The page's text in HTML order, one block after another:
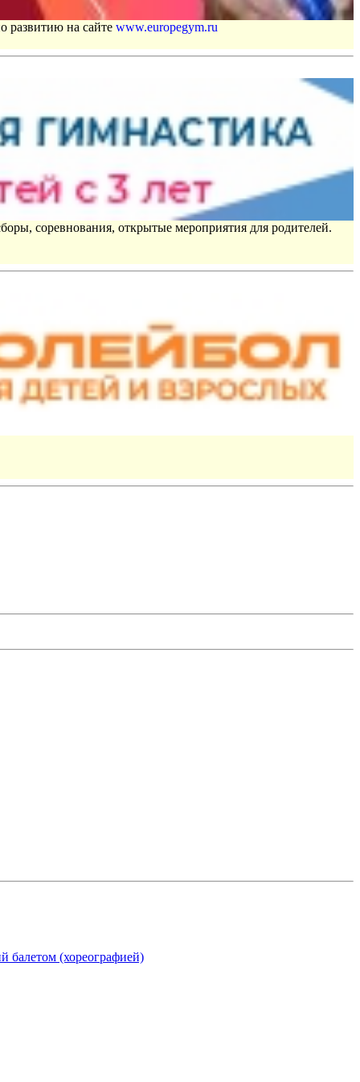
развитию на сайте www.europegym.ru
соревнования, открытые мероприятия для родителей.
балетом (хореографией)